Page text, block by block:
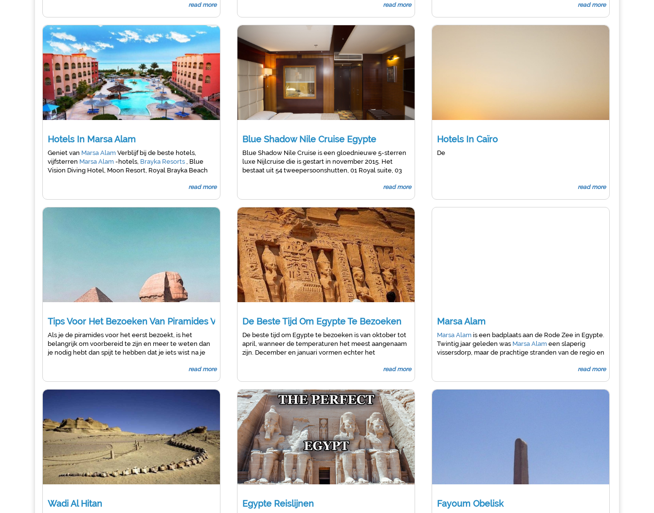
zuidwesten van Caïro. Hoewel het wordt geassocieerd
read more
Midden-Oosten - de regio's waar het gunstig gelegen is
read more
de wind rijden naar een oud fort is een van de weinige
(Cassandra Vivian)
read more
Hotels In Marsa Alam
Geniet van Marsa Alam Verblijf bij de beste hotels,
vijfsterren Marsa Alam -hotels, Brayka Resorts , Blue
Vision Diving Hotel, Moon Resort, Royal Brayka Beach
Aqua, Sea View Rihana Guest House, Fantazia Resort en
read more
Blue Shadow Nile Cruise Egypte
Blue Shadow Nile Cruise is een gloednieuwe 5-sterren
luxe Nijlcruise die is gestart in november 2015. Het
bestaat uit 54 tweepersoonshutten, 01 Royal suite, 03
read more
Hotels In Caïro
De
read more
Tips Voor Het Bezoeken Van Piramides Van Gizeh In Egypte
Als je de piramides voor het eerst bezoekt, is het
belangrijk om voorbereid te zijn en meer te weten dan
je nodig hebt dan spijt te hebben dat je iets wist na je
read more
De Beste Tijd Om Egypte Te Bezoeken
De beste tijd om Egypte te bezoeken is van oktober tot
april, wanneer de temperaturen het meest aangenaam
zijn. December en januari vormen echter het
koeler zijn, maar nog steeds aangenaam warm in het
read more
Marsa Alam
Marsa Alam is een badplaats aan de Rode Zee in Egypte.
Twintig jaar geleden was Marsa Alam een slaperig
vissersdorp, maar de prachtige stranden van de regio en
ligt 200
populariteit.
read more
Wadi Al Hitan Egypte Reislijnen Fayoum Obelisk